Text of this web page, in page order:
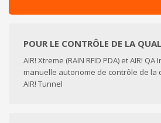
POUR LE CONTRÔLE DE LA
AIR! Xtreme (RAIN RFID PDA) et AIR!
manuelle autonome de contrôle de la
AIR! Tunnel